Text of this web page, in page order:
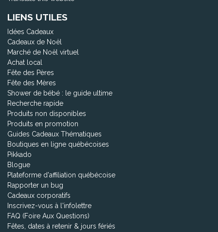
LIENS UTILES
Idées Cadeaux
Cadeaux de Noël
Marché de Noël virtuel
Achat local
Fête des Pères
Fête des Mères
Shower de bébé : le guide ultime
Recherche rapide
Produits non disponibles
Produits en promotion
Guides Cadeaux Thématiques
Boutiques en ligne québécoises
Pikkado
Blogue
Plateforme d'affiliation québécoise
Rapporter un bug
Cadeaux corporatifs
Inscrivez-vous à l'infolettre
FAQ (Foire Aux Questions)
Fêtes, dates à retenir & jours fériés